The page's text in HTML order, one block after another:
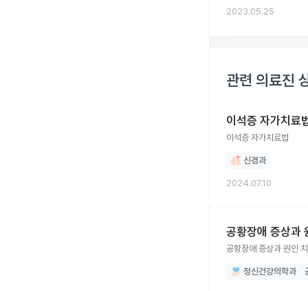
2023.05.25
관련 의료진
이석증 자가치료
이석증 자가치료법
신경과
2024.07.10
공황장애 증상과
공황장애 증상과 원인
정신건강의학과